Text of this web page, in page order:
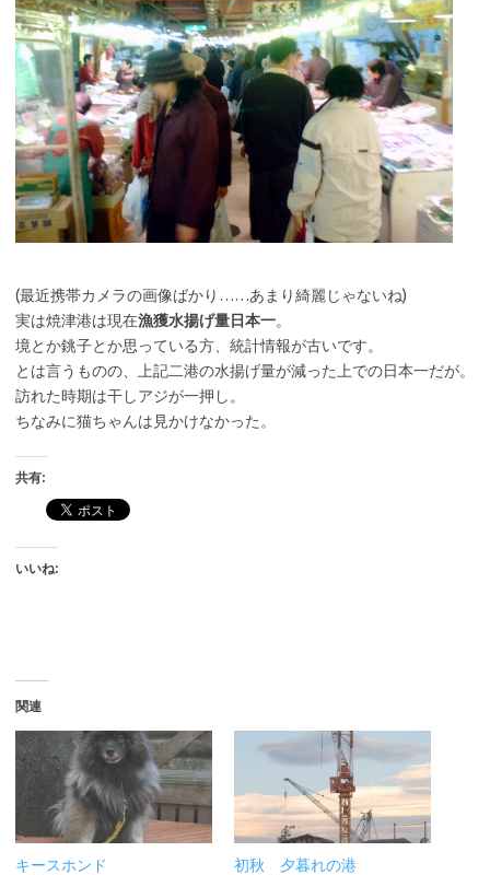
(最近携帯カメラの画像ばかり……あまり綺麗じゃないね)
実は焼津港は現在漁獲水揚げ量日本一。
境とか銚子とか思っている方、統計情報が古いです。
とは言うものの、上記二港の水揚げ量が減った上での日本一だが。
訪れた時期は干しアジが一押し。
ちなみに猫ちゃんは見かけなかった。
共有:
いいね:
関連
キースホンド
初秋 夕暮れの港